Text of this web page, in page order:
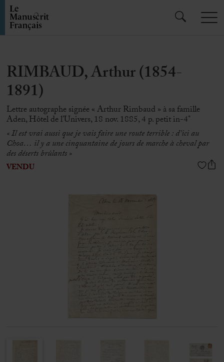
RIMBAUD, Arthur (1854-
1891)
Lettre autographe signée « Arthur Rimbaud » à sa famille
Aden, Hôtel de l’Univers, 18 nov. 1885, 4 p. petit in-4°
« Il est vrai aussi que je vais faire une route terrible :d’ici au
Choa… il y a une cinquantaine de jours de marche à cheval par
des déserts brûlants »
VENDU